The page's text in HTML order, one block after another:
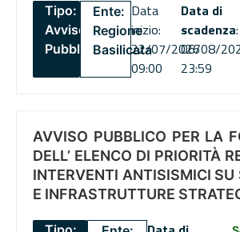
Tipo:
Avviso
Pubblico
Ente:
Regione
Basilicata
Data
inizio:
22/07/2026
09:00
Data di
scadenza:
06/08/
23:59
AVVISO PUBBLICO PER LA
DELL’ ELENCO DI PRIORITÀ
INTERVENTI ANTISISMICI SU
E INFRASTRUTTURE